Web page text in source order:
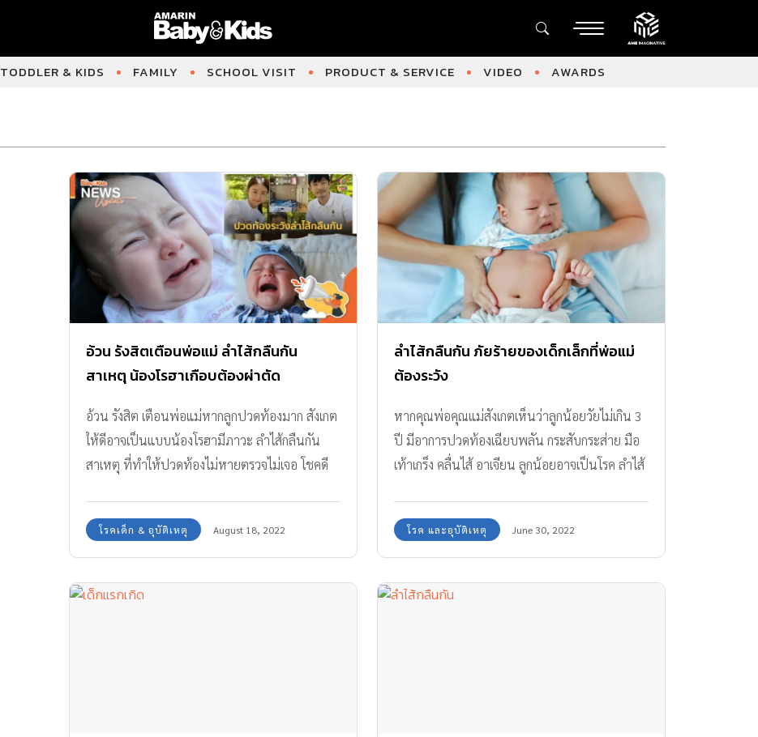
TODDLER & KIDS FAMILY SCHOOL VISIT PRODUCT & SERVICE VIDEO AWARDS
อ้วน รังสิตเตือนพ่อแม่ ลำไส้กลืนกัน
สาเหตุ น้องโรฮาเกือบต้องผ่าตัด
อ้วน รังสิต เตือนพ่อแม่หากลูกปวดท้องมาก สังเกต
ให้ดีอาจเป็นแบบน้องโรฮามีภาวะ ลำไส้กลืนกัน
สาเหตุ ที่ทำให้ปวดท้องไม่หายตรวจไม่เจอ โชคดี
โรคเด็ก & อุบัติเหตุ August 18, 2022
ลำไส้กลืนกัน ภัยร้ายของเด็กเล็กที่พ่อแม่
ต้องระวัง
หากคุณพ่อคุณแม่สังเกตเห็นว่าลูกน้อยวัยไม่เกิน 3
ปี มีอาการปวดท้องเฉียบพลัน กระสับกระส่าย มือ
เท้าเกร็ง คลื่นไส้ อาเจียน ลูกน้อยอาจเป็นโรค ลำไส้
โรค และอุบัติเหตุ June 30, 2022